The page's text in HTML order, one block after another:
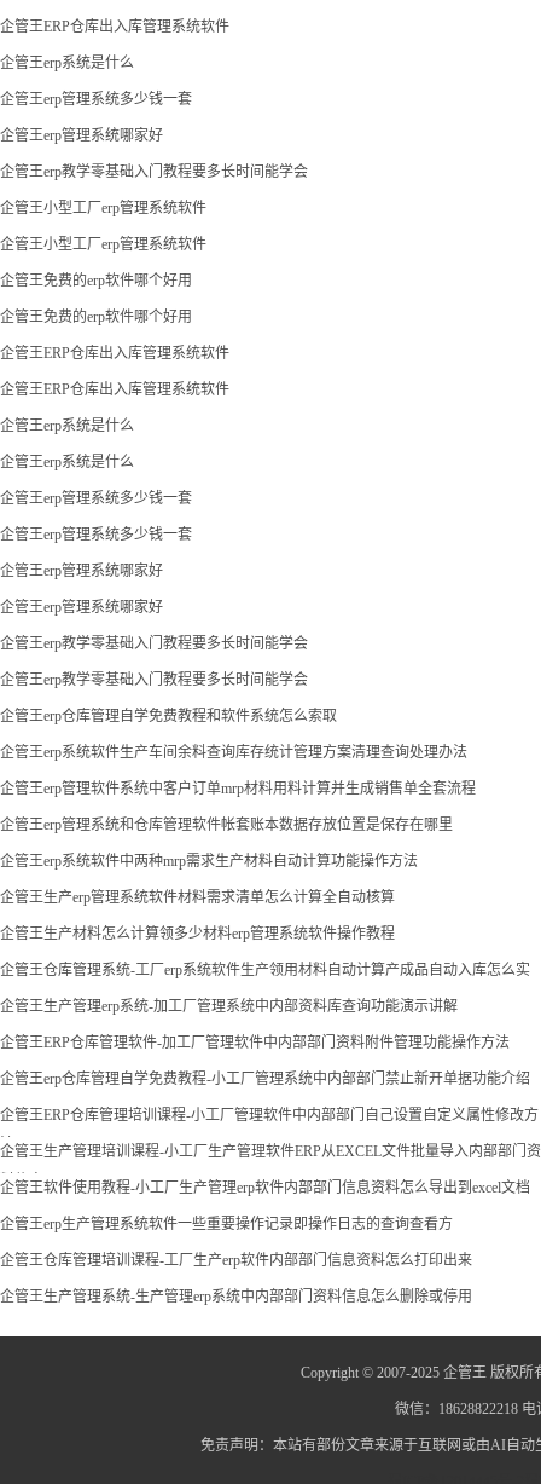
企管王ERP仓库出入库管理系统软件
企管王erp系统是什么
企管王erp管理系统多少钱一套
企管王erp管理系统哪家好
企管王erp教学零基础入门教程要多长时间能学会
企管王小型工厂erp管理系统软件
企管王小型工厂erp管理系统软件
企管王免费的erp软件哪个好用
企管王免费的erp软件哪个好用
企管王ERP仓库出入库管理系统软件
企管王ERP仓库出入库管理系统软件
企管王erp系统是什么
企管王erp系统是什么
企管王erp管理系统多少钱一套
企管王erp管理系统多少钱一套
企管王erp管理系统哪家好
企管王erp管理系统哪家好
企管王erp教学零基础入门教程要多长时间能学会
企管王erp教学零基础入门教程要多长时间能学会
企管王erp仓库管理自学免费教程和软件系统怎么索取
企管王erp系统软件生产车间余料查询库存统计管理方案清理查询处理办法
企管王erp管理软件系统中客户订单mrp材料用料计算并生成销售单全套流程
企管王erp管理系统和仓库管理软件帐套账本数据存放位置是保存在哪里
企管王erp系统软件中两种mrp需求生产材料自动计算功能操作方法
企管王生产erp管理系统软件材料需求清单怎么计算全自动核算
企管王生产材料怎么计算领多少材料erp管理系统软件操作教程
企管王仓库管理系统-工厂erp系统软件生产领用材料自动计算产成品自动入库怎么实
现
企管王生产管理erp系统-加工厂管理系统中内部资料库查询功能演示讲解
企管王ERP仓库管理软件-加工厂管理软件中内部部门资料附件管理功能操作方法
企管王erp仓库管理自学免费教程-小工厂管理系统中内部部门禁止新开单据功能介绍
企管王ERP仓库管理培训课程-小工厂管理软件中内部部门自己设置自定义属性修改方
法
企管王生产管理培训课程-小工厂生产管理软件ERP从EXCEL文件批量导入内部部门资
料信息
企管王软件使用教程-小工厂生产管理erp软件内部部门信息资料怎么导出到excel文档
企管王erp生产管理系统软件一些重要操作记录即操作日志的查询查看方
企管王仓库管理培训课程-工厂生产erp软件内部部门信息资料怎么打印出来
企管王生产管理系统-生产管理erp系统中内部部门资料信息怎么删除或停用
Copyright © 2007-2025 企管王 版权所
微信：18628822218
免责声明：本站有部份文章来源于互联网或由AI自